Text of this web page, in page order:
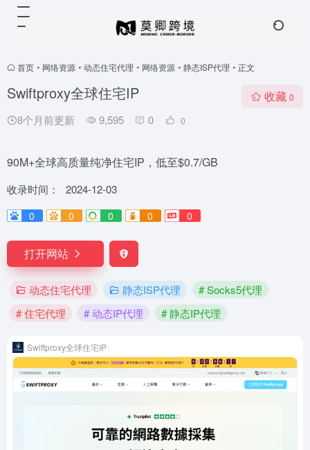
首页 • 网络资源 • 动态住宅代理 • 网络资源 • 静态ISP代理 • 正文
Swiftproxy全球住宅IP
8个月前更新 9,595 0 0
收藏 0
90M+全球高质量纯净住宅IP，低至$0.7/GB
收录时间： 2024-12-03
0 0 0 0 0
打开网站
动态住宅代理 静态ISP代理
# Socks5代理
# 住宅代理
# 动态IP代理 # 静态IP代理
Swiftproxy全球住宅IP